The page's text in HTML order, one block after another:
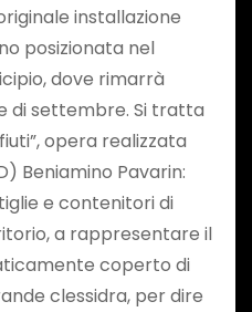
installazione
posizionata nel
dove rimarrà
di settembre. Si tratta
opera realizzata
Beniamino Pavarin:
e contenitori di
a rappresentare il
coperto di
clessidra, per dire